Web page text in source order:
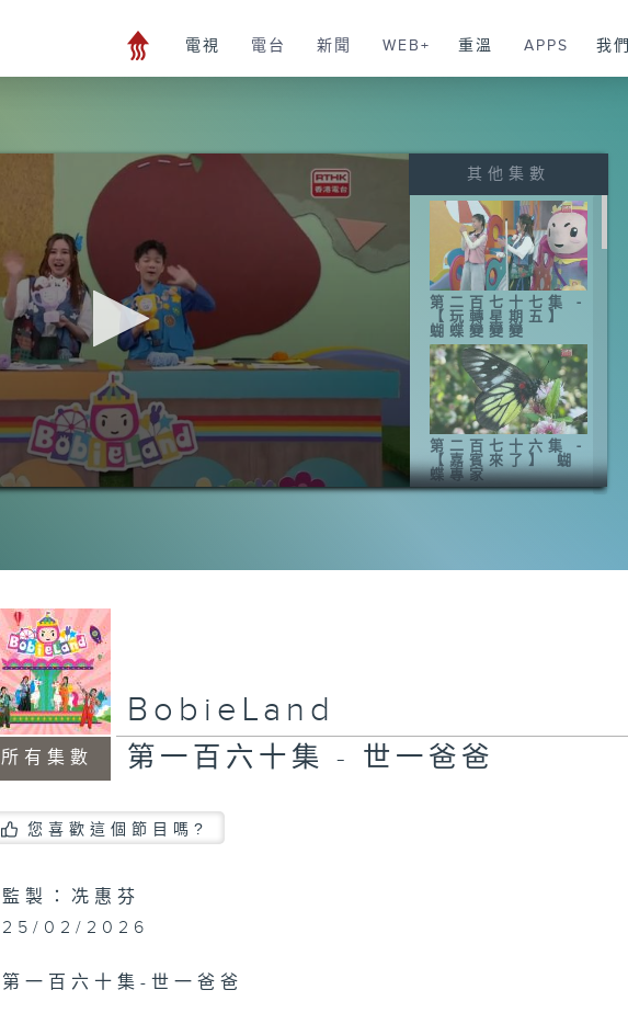
電視 電台 新聞 WEB+ 重溫 APPS 我們
其他集數
第二百七十七集 -
【玩轉星期五】
蝴蝶變變變
第二百七十六集 -
【嘉賓來了】 蝴
蝶專家
所有集數
BobieLand
第一百六十集 - 世一爸爸
您喜歡這個節目嗎?
監製：冼惠芬
25/02/2026
第一百六十集-世一爸爸